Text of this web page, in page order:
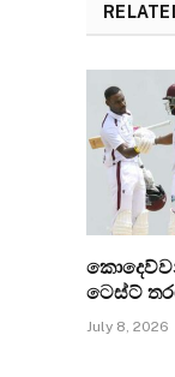
ටෙස්ට්
July 8, 2026